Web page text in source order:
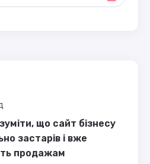
що сайт бізнесу
застарів і вже
продажам